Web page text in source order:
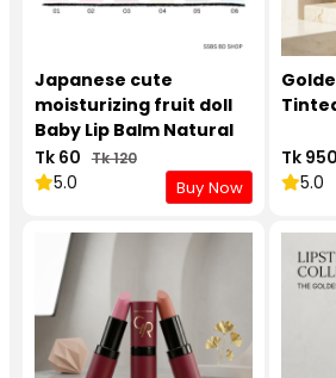
Japanese cute
moisturizing fruit doll
Baby Lip Balm Natural
Color
Tk 60 Tk 120
5.0 Buy Now
Tk 950
5.0